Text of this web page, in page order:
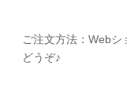
ご注文方法：Webシ
どうぞ♪